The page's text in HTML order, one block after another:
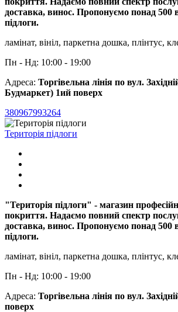
доставка, винос. Пропонуємо понад 500
підлоги.
ламінат, вініл, паркетна дошка, плінтус,
Пн - Нд: 10:00 - 19:00
Адреса: Торгівельна лінія по вул.
Будмаркет) 1ий поверх
380967993264
Територія підлоги
"Територія підлоги" - магазин
покриття. Надаємо повний спектр
доставка, винос. Пропонуємо понад 500
підлоги.
ламінат, вініл, паркетна дошка, плінтус,
Пн - Нд: 10:00 - 19:00
Адреса: Торгівельна лінія по вул.
поверх